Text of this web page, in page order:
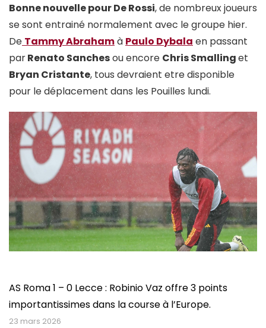
Bonne nouvelle pour De Rossi, de nombreux joueurs
se sont entrainé normalement avec le groupe hier.
De Tammy Abrahamà Paulo Dybala en passant
parRenato Sanchesou encore Chris Smallinget
Bryan Cristante, tous devraient etre disponible
pour le déplacement dans les Pouilles lundi.
AS Roma 1 – 0 Lecce : Robinio Vaz offre 3 points
importantissimes dans la course à l’Europe.
23 mars 2026